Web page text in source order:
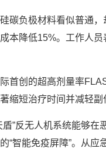
碳负极材料看似普通
本降低15%。工作人
首创的超高剂量率
缩短治疗时间并减轻
盾”反无人机系统能够
“智能免疫屏障”。从